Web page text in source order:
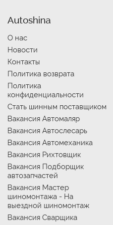
Autoshina
О нас
Новости
Контакты
Политика возврата
Политика
конфиденциальности
Стать шинным поставщиком
Вакансия Автомаляр
Вакансия Автослесарь
Вакансия Автомеханика
Вакансия Рихтовщик
Вакансия Подборщик
автозапчастей
Вакансия Мастер
шиномонтажа - На
выездной шиномонтаж
Вакансия Сварщика